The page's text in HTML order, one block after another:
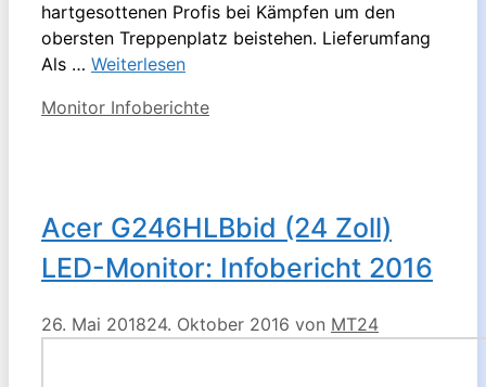
hartgesottenen Profis bei Kämpfen um den
obersten Treppenplatz beistehen. Lieferumfang
Als … Weiterlesen
Kategorien
Monitor Infoberichte
Acer G246HLBbid (24 Zoll)
LED-Monitor: Infobericht 2016
26. Mai 201824. Oktober 2016 von MT24